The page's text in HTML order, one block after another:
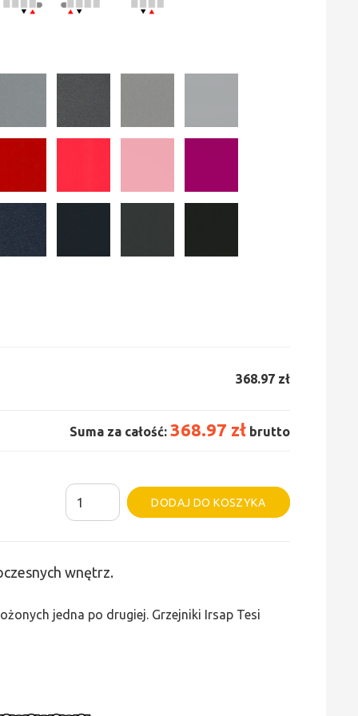
368.97 zł
Suma za całość: 368.97 zł brutto
ilość
Grzejnik
-
DODAJ DO KOSZYKA
Alternative:
wnętrz.
jedna po drugiej. Grzejniki Irsap Tesi